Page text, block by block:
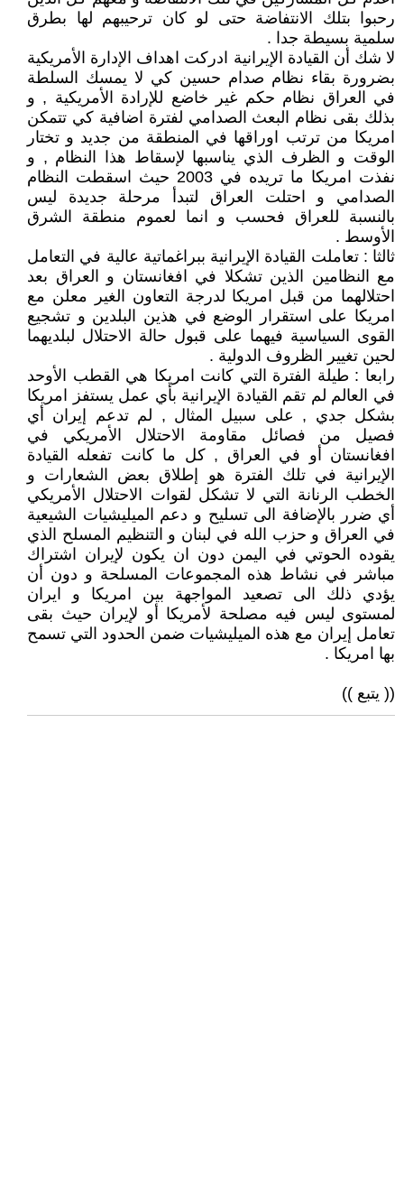
رحبوا بتلك الانتفاضة حتى لو كان ترحيبهم لها بطرق
سلمية بسيطة جدا .
لا شك أن القيادة الإيرانية ادركت اهداف الإدارة الأمريكية
بضرورة بقاء نظام صدام حسين كي لا يمسك السلطة
في العراق نظام حكم غير خاضع للإرادة الأمريكية , و
بذلك بقى نظام البعث الصدامي لفترة اضافية كي تتمكن
امريكا من ترتب اوراقها في المنطقة من جديد و تختار
الوقت و الظرف الذي يناسبها لإسقاط هذا النظام , و
نفذت امريكا ما تريده في 2003 حيث اسقطت النظام
الصدامي و احتلت العراق لتبدأ مرحلة جديدة ليس
بالنسبة للعراق فحسب و انما لعموم منطقة الشرق
الأوسط .
ثالثا : تعاملت القيادة الإيرانية ببراغماتية عالية في التعامل
مع النظامين الذين تشكلا في افغانستان و العراق بعد
احتلالهما من قبل امريكا لدرجة التعاون الغير معلن مع
امريكا على استقرار الوضع في هذين البلدين و تشجيع
القوى السياسية فيهما على قبول حالة الاحتلال لبلديهما
لحين تغيير الظروف الدولية .
رابعا : طيلة الفترة التي كانت امريكا هي القطب الأوحد
في العالم لم تقم القيادة الإيرانية بأي عمل يستفز امريكا
بشكل جدي , على سبيل المثال , لم تدعم إيران أي
فصيل من فصائل مقاومة الاحتلال الأمريكي في
افغانستان أو في العراق , كل ما كانت تفعله القيادة
الإيرانية في تلك الفترة هو إطلاق بعض الشعارات و
الخطب الرنانة التي لا تشكل لقوات الاحتلال الأمريكي
أي ضرر بالإضافة الى تسليح و دعم الميليشيات الشيعية
في العراق و حزب الله في لبنان و التنظيم المسلح الذي
يقوده الحوتي في اليمن دون ان يكون لإيران اشتراك
مباشر في نشاط هذه المجموعات المسلحة و دون أن
يؤدي ذلك الى تصعيد المواجهة بين امريكا و ايران
لمستوى ليس فيه مصلحة لأمريكا أو لإيران حيث بقى
تعامل إيران مع هذه الميليشيات ضمن الحدود التي تسمح
بها امريكا .
(( يتبع ))